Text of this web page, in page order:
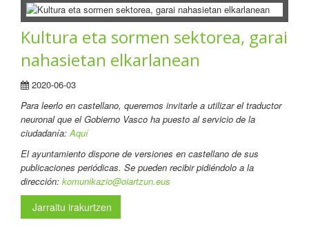
Kultura eta sormen sektorea, garai
nahasietan elkarlanean
2020-06-03
Para leerlo en castellano, queremos invitarle a utilizar el traductor
neuronal que el Gobierno Vasco ha puesto al servicio de la
ciudadanía:Aquí
El ayuntamiento dispone de versiones en castellano de sus
publicaciones periódicas. Se pueden recibir pidiéndolo a la
dirección: komunikazio@oiartzun.eus
Jarraitu irakurtzen